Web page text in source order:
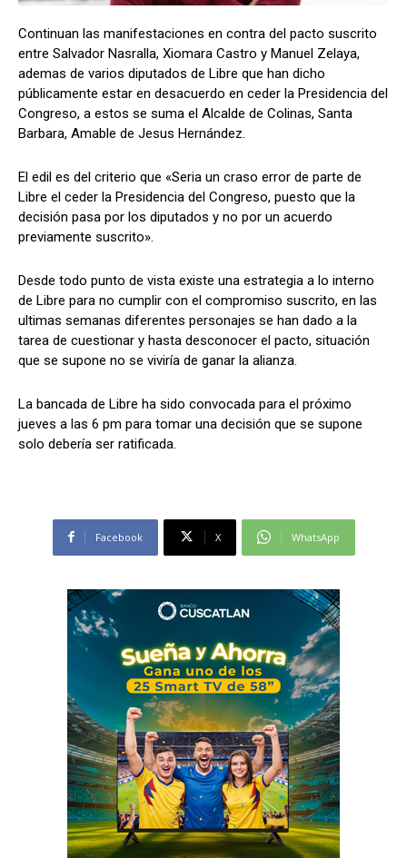
Comparta
Facebook X WhatsApp
Síganos
Comparta
Facebook X WhatsApp
Síganos
Continuan las manifestaciones en contra del pacto suscrito
entre Salvador Nasralla, Xiomara Castro y Manuel Zelaya,
ademas de varios diputados de Libre que han dicho
públicamente estar en desacuerdo en ceder la Presidencia del
Congreso, a estos se suma el Alcalde de Colinas, Santa
Barbara, Amable de Jesus Hernández.
El edil es del criterio que «Seria un craso error de parte de
Libre el ceder la Presidencia del Congreso, puesto que la
decisión pasa por los diputados y no por un acuerdo
previamente suscrito».
Desde todo punto de vista existe una estrategia a lo interno
de Libre para no cumplir con el compromiso suscrito, en las
ultimas semanas diferentes personajes se han dado a la
tarea de cuestionar y hasta desconocer el pacto, situación
que se supone no se viviría de ganar la alianza.
La bancada de Libre ha sido convocada para el próximo
jueves a las 6 pm para tomar una decisión que se supone
solo debería ser ratificada.
Facebook X WhatsApp